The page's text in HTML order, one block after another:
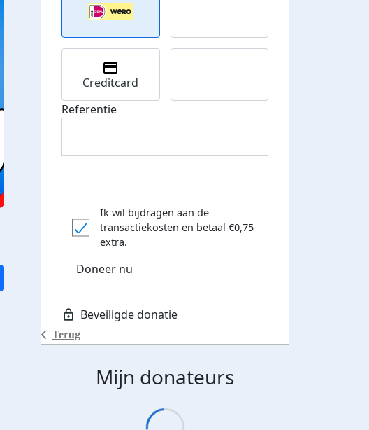
Donateurs bedankt
Terug
Creditcard
Referentie
Ik wil bijdragen aan de
transactiekosten en betaal €0,75
extra.
Doneer nu
Mijn donateurs